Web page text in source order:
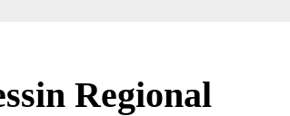
Regional